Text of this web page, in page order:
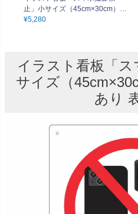
止」小サイズ（45cm×30cm）
取付穴4ヶ所あり 表示板
¥5,280
イラスト看板「
サイズ（
あり